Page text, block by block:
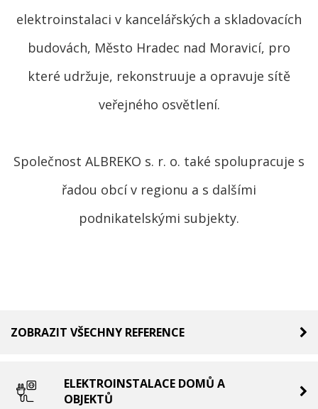
elektroinstalaci v kancelářských a skladovacích
budovách, Město Hradec nad Moravicí, pro
které udržuje, rekonstruuje a opravuje sítě
veřejného osvětlení.
Společnost ALBREKO s. r. o. také spolupracuje s
řadou obcí v regionu a s dalšími
podnikatelskými subjekty.
ZOBRAZIT VŠECHNY REFERENCE
ELEKTROINSTALACE DOMŮ A
OBJEKTŮ